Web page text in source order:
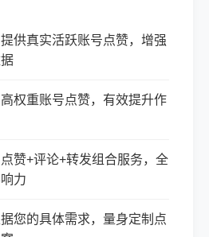
提供真实活跃账号点赞，增强
高权重账号点赞，有效提升作
点赞+评论+转发组合服务，全
力
您的具体需求，量身定制点